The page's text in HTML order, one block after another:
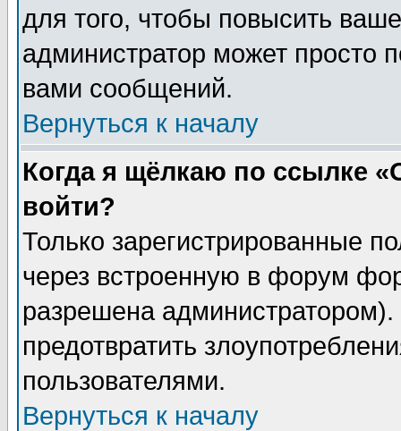
для того, чтобы повысить
администратор может просто
вами сообщений.
Вернуться к началу
Когда я щёлкаю по ссылке
войти?
Только зарегистрированные
через встроенную в форум
разрешена
предотвратить
пользователями.
Вернуться к началу